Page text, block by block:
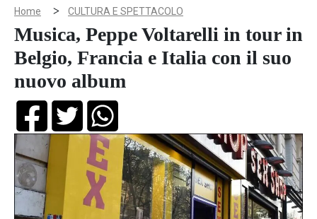
Home > CULTURA E SPETTACOLO
Musica, Peppe Voltarelli in tour in
Belgio, Francia e Italia con il suo
nuovo album